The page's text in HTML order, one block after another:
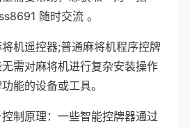
随时交流 。
机遥控器;普通麻将机程序控牌
需对麻将机进行复杂安装操作
能的设备或工具。
制原理：一些智能控牌器通过